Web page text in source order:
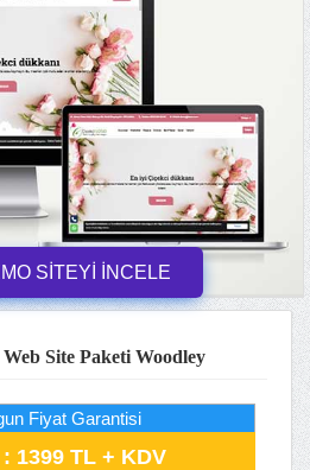
SİTEYİ İNCELE
Site Paketi Woodley
Fiyat Garantisi
1399 TL + KDV